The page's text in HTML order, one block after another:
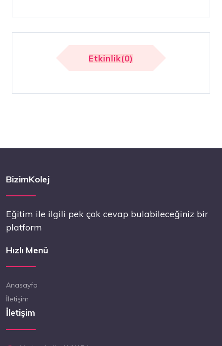
Etkinlik(0)
BizimKolej
Eğitim ile ilgili pek çok cevap bulabileceğiniz bir
platform
Hızlı Menü
Anasayfa
İletişim
İletişim